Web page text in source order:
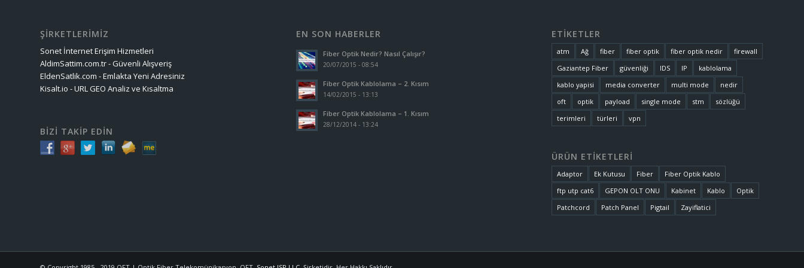
ŞİRKETLERİMİZ
Sonet İnternet Erişim Hizmetleri
AldimSattim.com.tr - Güvenli Alışveriş
EldenSatlik.com - Emlakta Yeni Adresiniz
Kisalt.io - URL GEO Analiz ve Kısaltma
BİZİ TAKİP EDİN
EN SON HABERLER
Fiber Optik Nedir? Nasıl Çalışır?
20/07/2015 - 08:54
Fiber Optik Kablolama – 2. Kısım
14/02/2015 - 13:13
Fiber Optik Kablolama – 1. Kısım
28/12/2014 - 13:24
ETİKETLER
atm Ağ fiber fiber optik fiber optik nedir
firewall
Gaziantep Fiber
güvenliği IDS IP
kablolama
kablo yapisi
media converter multi mode
nedir
oft
optik payload single mode stm
sözlüğü
terimleri
türleri vpn
ÜRÜN ETİKETLERİ
Adaptor Ek Kutusu Fiber
Fiber Optik Kablo
ftp utp cat6
GEPON OLT ONU Kabinet Kablo
Optik
Patchcord
Patch Panel Pigtail Zayiflatici